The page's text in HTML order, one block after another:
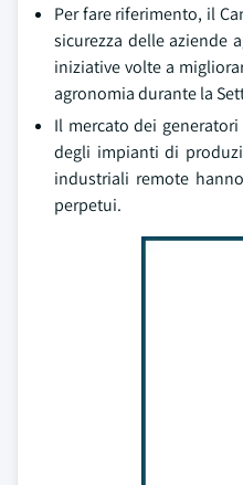
Per fare riferimento, il
sicurezza delle aziende
iniziative volte a
agronomia durante la
Il mercato dei
degli impianti di
industriali remote
perpetui.